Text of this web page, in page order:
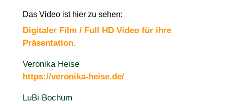
Das Video ist hier zu sehen:
Digitaler Film / Full HD Video für ihre
Präsentation.
Veronika Heise
https://veronika-heise.de/​
LuBi Bochum